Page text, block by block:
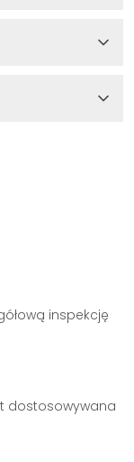
inspekcję
dostosowywana